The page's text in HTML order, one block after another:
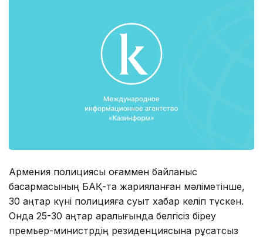
Армения полициясы қоғаммен байланыс
басқармасының БАҚ-та жарияланған мәліметінше,
30 қаңтар күні полицияға суыт хабар келіп түскен.
Онда 25-30 қаңтар аралығында белгісіз біреу
премьер-министрдің резиденциясына рұқсатсыз